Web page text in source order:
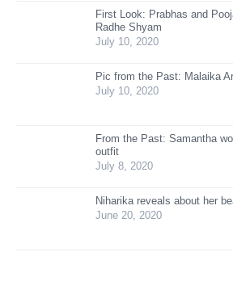
First Look: Prabhas and
Radhe Shyam
July 10, 2020
Pic from the Past: Malaika
July 10, 2020
From the Past: Samantha
outfit
July 8, 2020
Niharika reveals about her
June 20, 2020